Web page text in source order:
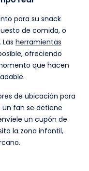
para su snack
de comida, o
herramientas
ofreciendo
que hacen
de ubicación para
un fan se detiene
un cupón de
la zona infantil,